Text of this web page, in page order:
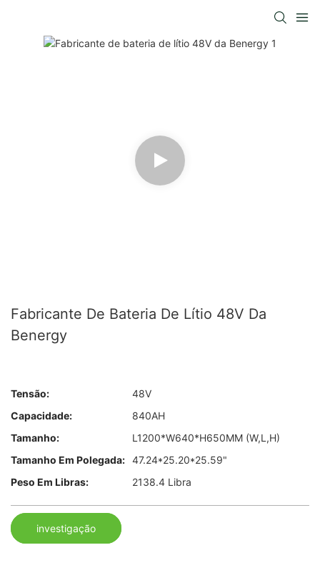
Fabricante De Bateria De Lítio 48V Da
Benergy
Tensão:
48V
Capacidade:
840AH
Tamanho:
L1200*W640*H650MM (W,L,H)
Tamanho Em Polegada: 47.24*25.20*25.59"
Peso Em Libras:
2138.4 Libra
investigação